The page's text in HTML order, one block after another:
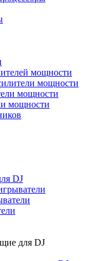
мощности
мощности
мощности
мощности
DJ
для DJ